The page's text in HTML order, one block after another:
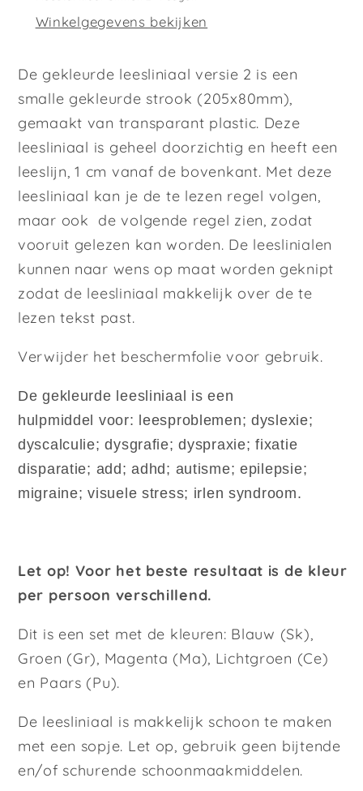
Winkelgegevens bekijken
De gekleurde leesliniaal versie 2 is een
smalle gekleurde strook (205x80mm),
gemaakt van transparant plastic. Deze
leesliniaal is geheel doorzichtig en heeft een
leeslijn, 1 cm vanaf de bovenkant. Met deze
leesliniaal kan je de te lezen regel volgen,
maar ook de volgende regel zien, zodat
vooruit gelezen kan worden. De leeslinialen
kunnen naar wens op maat worden geknipt
zodat de leesliniaal makkelijk over de te
lezen tekst past.
Verwijder het beschermfolie voor gebruik.
De gekleurde leesliniaal is een
hulpmiddel voor: leesproblemen; dyslexie;
dyscalculie; dysgrafie; dyspraxie; fixatie
disparatie; add; adhd; autisme; epilepsie;
migraine; visuele stress; irlen syndroom.
Let op! Voor het beste resultaat is de kleur
per persoon verschillend.
Dit is een set met de kleuren: Blauw (Sk),
Groen (Gr), Magenta (Ma), Lichtgroen (Ce)
en Paars (Pu).
De leesliniaal is makkelijk schoon te maken
met een sopje. Let op, gebruik geen bijtende
en/of schurende schoonmaakmiddelen.